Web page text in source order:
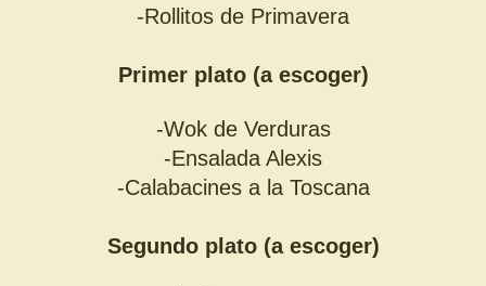
-Rollitos de Primavera
Primer plato (a escoger)
-Wok de Verduras
-Ensalada Alexis
-Calabacines a la Toscana
Segundo plato (a escoger)